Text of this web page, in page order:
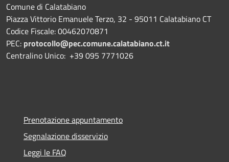
Comune di Calatabiano
Piazza Vittorio Emanuele Terzo, 32 - 95011 Calatabiano CT
Codice Fiscale: 00462070871
PEC: protocollo@pec.comune.calatabiano.ct.it
Centralino Unico: +39 095 7771026
Prenotazione appuntamento
Segnalazione disservizio
Leggi le FAQ